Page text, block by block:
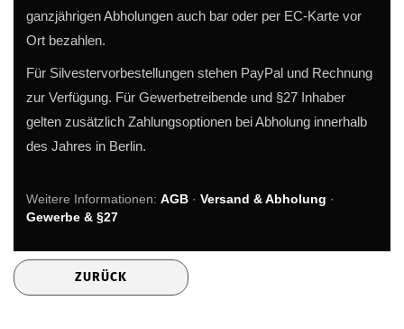
ganzjährigen Abholungen auch bar oder per EC-Karte vor
Ort bezahlen.
Für Silvestervorbestellungen stehen PayPal und Rechnung
zur Verfügung. Für Gewerbetreibende und §27 Inhaber
gelten zusätzlich Zahlungsoptionen bei Abholung innerhalb
des Jahres in Berlin.
Weitere Informationen: AGB · Versand & Abholung ·
Gewerbe & §27
ZURÜCK